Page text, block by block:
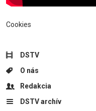
Cookies
DSTV
O nás
Redakcia
DSTV archív